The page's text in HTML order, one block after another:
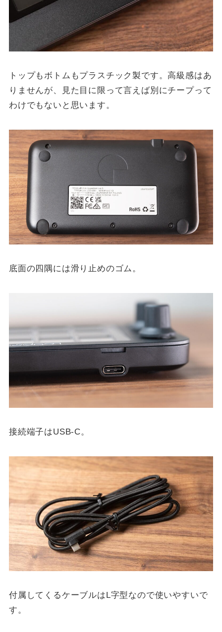
トップもボトムもプラスチック製です。高級感はあ
りませんが、見た目に限って言えば別にチープって
わけでもないと思います。
底面の四隅には滑り止めのゴム。
接続端子はUSB-C。
付属してくるケーブルはL字型なので使いやすいで
す。